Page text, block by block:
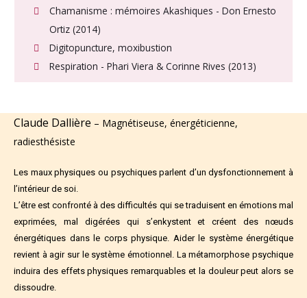
Chamanisme : mémoires Akashiques - Don Ernesto
Ortiz (2014)
Digitopuncture, moxibustion
Respiration - Phari Viera & Corinne Rives (2013)
Claude Dallière – Magnétiseuse, énergéticienne,
radiesthésiste
Les maux physiques ou psychiques parlent d’un dysfonctionnement à
l’intérieur de soi.
L’être est confronté à des difficultés qui se traduisent en émotions mal
exprimées, mal digérées qui s’enkystent et créent des nœuds
énergétiques dans le corps physique. Aider le système énergétique
revient à agir sur le système émotionnel. La métamorphose psychique
induira des effets physiques remarquables et la douleur peut alors se
dissoudre.